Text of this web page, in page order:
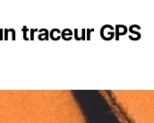
traceur GPS